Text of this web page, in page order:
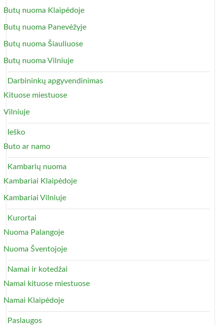
Butų nuoma Klaipėdoje
Butų nuoma Panevėžyje
Butų nuoma Šiauliuose
Butų nuoma Vilniuje
Darbininkų apgyvendinimas
Kituose miestuose
Vilniuje
Ieško
Buto ar namo
Kambarių nuoma
Kambariai Klaipėdoje
Kambariai Vilniuje
Kurortai
Nuoma Palangoje
Nuoma Šventojoje
Namai ir kotedžai
Namai kituose miestuose
Namai Klaipėdoje
Paslaugos